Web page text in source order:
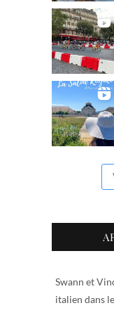
Swann et
italien dans